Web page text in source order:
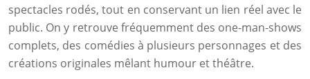
spectacles rodés, tout en conservant un lien réel avec le
public. On y retrouve fréquemment des one-man-shows
complets, des comédies à plusieurs personnages et des
créations originales mêlant humour et théâtre.